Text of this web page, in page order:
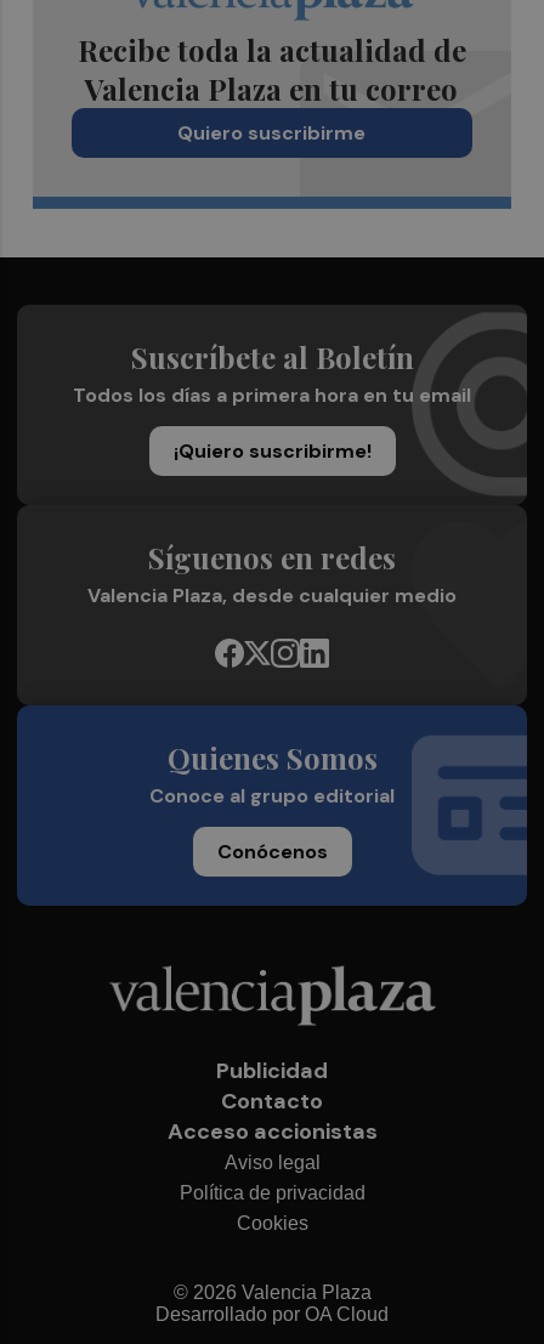
Recibe toda la actualidad de
Valencia Plaza en tu correo
Quiero suscribirme
Suscríbete al Boletín
Todos los días a primera hora en tu email
¡Quiero suscribirme!
Síguenos en redes
Valencia Plaza, desde cualquier medio
Quienes Somos
Conoce al grupo editorial
Conócenos
Publicidad
Contacto
Acceso accionistas
Aviso legal
Política de privacidad
Cookies
© 2026 Valencia Plaza
Desarrollado por OA Cloud